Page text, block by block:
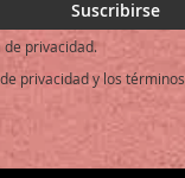
Suscribirse
privacidad.
privacidady los